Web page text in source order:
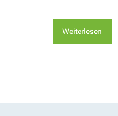
Weiterlesen